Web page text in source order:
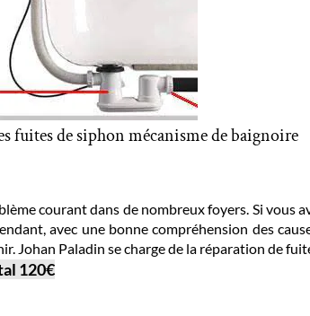
fuites de siphon mécanisme de baignoire
courant dans de nombreux foyers. Si vous
avec une bonne compréhension des
Johan Paladin se charge de la réparation de
120€